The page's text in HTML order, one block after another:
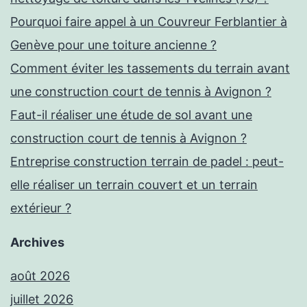
Pourquoi faire appel à un Couvreur Ferblantier à
Genève pour une toiture ancienne ?
Comment éviter les tassements du terrain avant
une construction court de tennis à Avignon ?
Faut-il réaliser une étude de sol avant une
construction court de tennis à Avignon ?
Entreprise construction terrain de padel : peut-
elle réaliser un terrain couvert et un terrain
extérieur ?
Archives
août 2026
juillet 2026